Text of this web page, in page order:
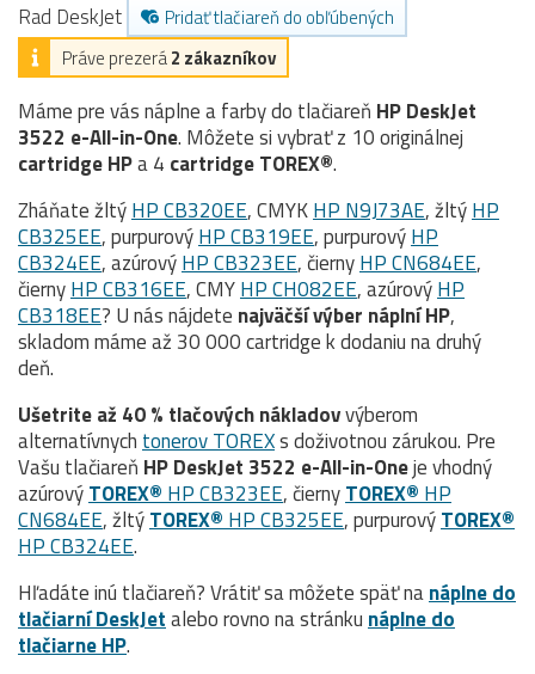
Rad DeskJet
Pridať tlačiareň do obľúbených
Práve prezerá2 zákazníkov
Máme pre vás náplne a farby do tlačiareň HP DeskJet
3522 e-All-in-One. Môžete si vybrať z 10 originálnej
cartridgeHPa 4 cartridge TOREX®.
Zháňate žltýHP CB320EE, CMYKHP N9J73AE, žltýHP
CB325EE, purpurovýHP CB319EE, purpurovýHP
CB324EE, azúrovýHP CB323EE, čiernyHP CN684EE,
čiernyHP CB316EE, CMYHP CH082EE, azúrovýHP
CB318EE? U nás nájdete najväčší výber náplní HP,
skladom máme až 30 000 cartridge k dodaniu na druhý
deň.
Ušetrite až 40 % tlačových nákladovvýberom
alternatívnychtonerov TOREXs doživotnou zárukou. Pre
Vašu tlačiareň HP DeskJet 3522 e-All-in-Oneje vhodný
azúrovýTOREX®HP CB323EE, čiernyTOREX®HP
CN684EE, žltýTOREX®HP CB325EE, purpurovýTOREX®
HP CB324EE.
Hľadáte inú tlačiareň? Vrátiť sa môžete späť nanáplne do
tlačiarní DeskJetalebo rovno na stránkunáplne do
tlačiarne HP.